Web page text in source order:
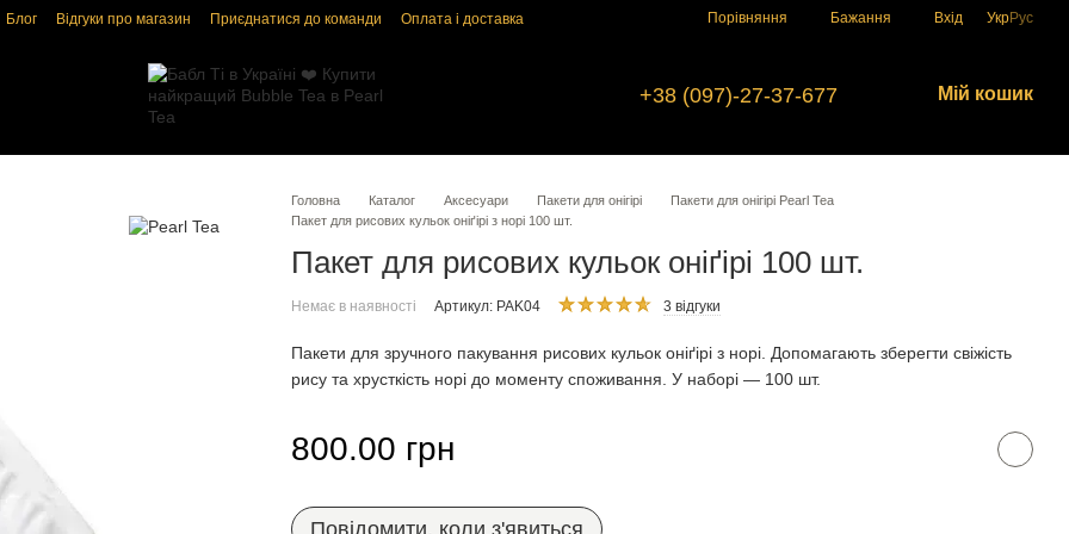
Блог Відгуки про магазин Приєднатися до команди
Оплата і доставка
Порівняння Бажання Вхід УкрРус
+38 (097)-27-37-677 Мій кошик
Головна Каталог Аксесуари Пакети для онігірі
Пакети для онігірі Pearl Tea
Пакет для рисових кульок оніґірі з норі 100 шт.
Пакет для рисових кульок оніґірі 100 шт.
Немає в наявності Артикул: PAK04 3 відгуки
Пакети для зручного пакування рисових кульок оніґірі з норі. Допомагають зберегти свіжість
рису та хрусткість норі до моменту споживання. У наборі — 100 шт.
800.00 грн
Повідомити, коли з'явиться